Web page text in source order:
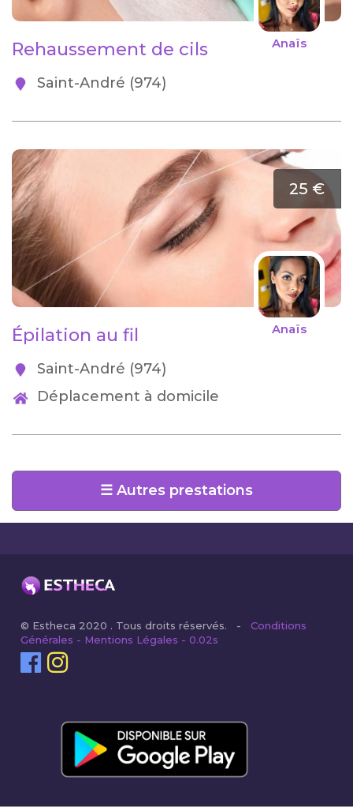
Anaïs
Rehaussement de cils
Saint-André (974)
25 €
Anaïs
Épilation au fil
Saint-André (974)
Déplacement à domicile
☰ Autres prestations
© Estheca 2020 . Tous droits réservés. -Conditions
Générales - Mentions Légales - 0.02s